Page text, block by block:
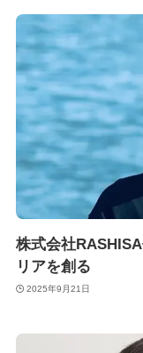
株式会社
リアを創る
2025年9月21日